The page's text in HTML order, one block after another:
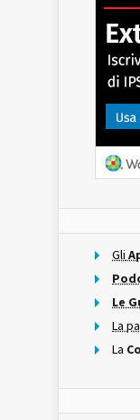
Gli
Le
La
La